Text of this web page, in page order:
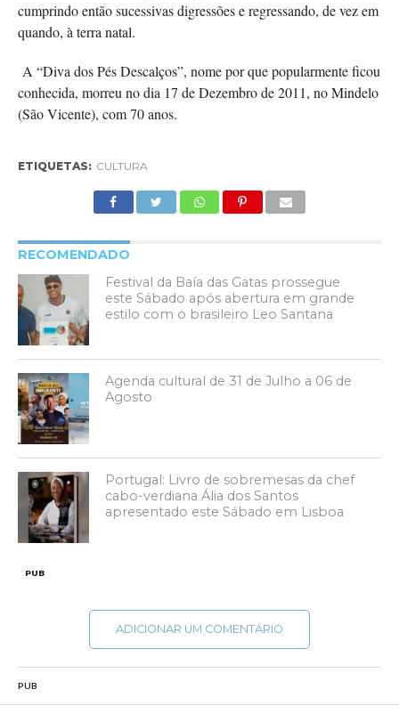
cumprindo então sucessivas digressões e regressando, de vez em
quando, à terra natal.
A “Diva dos Pés Descalços”, nome por que popularmente ficou
conhecida, morreu no dia 17 de Dezembro de 2011, no Mindelo
(São Vicente), com 70 anos.
ETIQUETAS: CULTURA
RECOMENDADO
Festival da Baía das Gatas prossegue
este Sábado após abertura em grande
estilo com o brasileiro Leo Santana
Agenda cultural de 31 de Julho a 06 de
Agosto
Portugal: Livro de sobremesas da chef
cabo-verdiana Ália dos Santos
apresentado este Sábado em Lisboa
PUB
ADICIONAR UM COMENTÁRIO
PUB